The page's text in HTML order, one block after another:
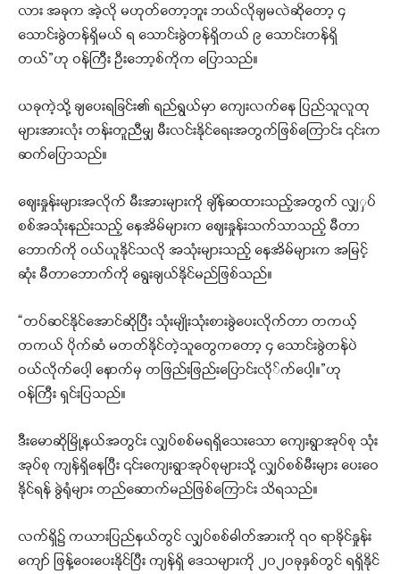
လား အခုက အဲ့လို မဟုတ်တော့ဘူး ဘယ်လိုချမလဲဆိုတော့ ၄
သောင်းခွဲတန်ရှိမယ် ရ သောင်းခွဲတန်ရှိတယ် ၉ သောင်းတန်ရှိ
တယ်”ဟု ဝန်ကြီး ဦးဘော့စ်ကိုက ပြောသည်။
ယခုကဲ့သို့ ချပေးရခြင်း၏ ရည်ရွယ်မှာ ကျေးလက်နေ ပြည်သူလူထု
များအားလုံး တန်းတူညီမျှ မီးလင်းနိုင်ရေးအတွက်ဖြစ်ကြောင်း ၎င်းက
ဆက်ပြောသည်။
ဈေးနှုန်းများအလိုက် မီးအားများကို ချိန်ဆထားသည့်အတွက် လျှှပ်
စစ်အသုံးနည်းသည့် နေအိမ်များက ဈေးနှုန်းသက်သာသည့် မီတာ
ဘောက်ကို ဝယ်ယူနိုင်သလို အသုံးများသည့် နေအိမ်များက အမြင့်
ဆုံး မီတာဘောက်ကို ရွေးချယ်နိုင်မည်ဖြစ်သည်။
“တပ်ဆင်နိုင်အောင်ဆိုပြီး သုံးမျိုးသုံးစားခွဲပေးလိုက်တာ တကယ့်
တကယ် ပိုက်ဆံ မတတ်နိုင်တဲ့သူတွေကတော့ ၄ သောင်းခွဲတန်ပဲ
ဝယ်လိုက်ပေါ့ နောက်မှ တဖြည်းဖြည်းပြောင်းလို်က်ပေါ့။”ဟု
ဝန်ကြီး ရှင်းပြသည်။
ဒီးမောဆိုမြို့နယ်အတွင်း လျှပ်စစ်မရရှိသေးသော ကျေးရွာအုပ်စု သုံး
အုပ်စု ကျန်ရှိနေပြီး ၎င်းကျေးရွာအုပ်စုများသို့ လျှပ်စစ်မီးများ ပေးဝေ
နိုင်ရန် ခွဲရုံများ တည်ဆောက်မည်ဖြစ်ကြောင်း သိရသည်။
လက်ရှိ၌ ကယားပြည်နယ်တွင် လျှပ်စစ်ဓါတ်အားကို ၇ဝ ရာခိုင်နှုန်း
ကျော် ဖြန့်ဝေးပေးနိုင်ပြီး ကျန်ရှိ ဒေသများကို ၂၀၂ဝခုနှစ်တွင် ရရှိနိုင်